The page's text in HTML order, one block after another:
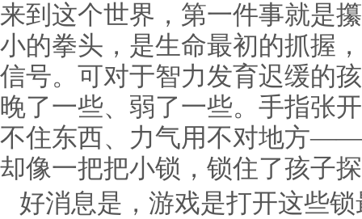
来到这个世界，第一件事就是
小的拳头，是生命最初的抓握
信号。可对于智力发育迟缓的
晚了一些、弱了一些。手指张
不住东西、力气用不对地方
却像一把把小锁，锁住了孩子
好消息是，游戏是打开这些